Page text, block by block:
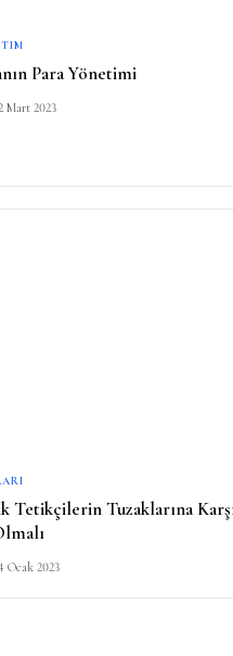
Para Yönetimi
Mart 2023
Tetikçilerin Tuzaklarına
Ocak 2023